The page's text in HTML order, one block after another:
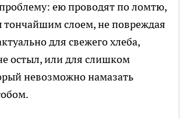
ею проводят по ломтю,
тончайшим слоем, не повреждая
для свежего хлеба,
остыл, или для слишком
невозможно намазать